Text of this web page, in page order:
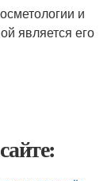
и
является его